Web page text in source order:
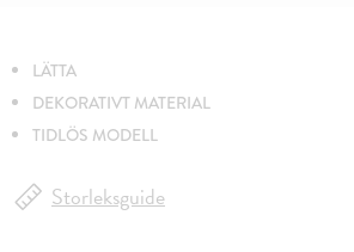
LÄTTA
DEKORATIVT MATERIAL
TIDLÖS MODELL
Storleksguide